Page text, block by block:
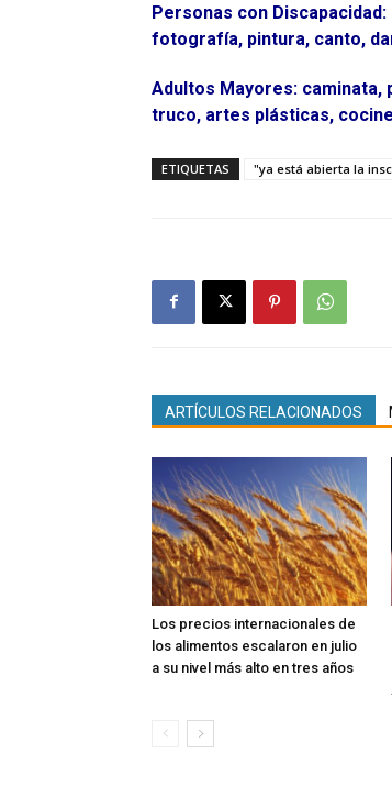
Personas con
fotografía, pintura, canto,
Adultos Mayores: caminata,
truco, artes plásticas,
ETIQUETAS "ya está abierta la
ARTÍCULOS RELACIONADOS
Los precios internacionales de
los alimentos escalaron en julio
a su nivel más alto en tres años